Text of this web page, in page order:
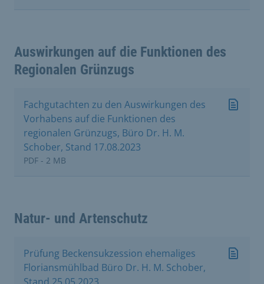
Auswirkungen auf die Funktionen des
Regionalen Grünzugs
Fachgutachten zu den Auswirkungen des
Vorhabens auf die Funktionen des
regionalen Grünzugs, Büro Dr. H. M.
Schober, Stand 17.08.2023
PDF - 2 MB
Natur- und Artenschutz
Prüfung Beckensukzession ehemaliges
Floriansmühlbad Büro Dr. H. M. Schober,
Stand 25.05.2023